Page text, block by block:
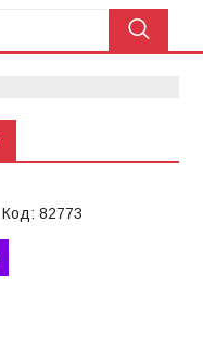
Код: 82773